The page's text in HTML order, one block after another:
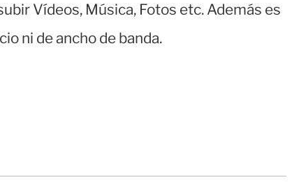
Vídeos, Música, Fotos etc. Además es
ni de ancho de banda.